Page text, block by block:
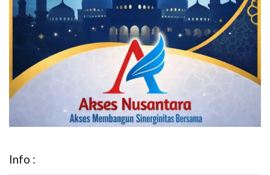
Info :